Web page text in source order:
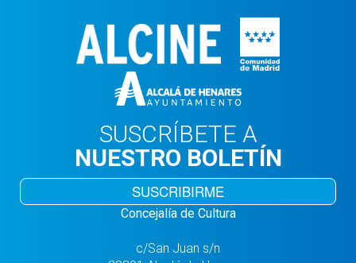
SUSCRÍBETE A
NUESTRO BOLETÍN
SUSCRIBIRME
Concejalía de Cultura
c/San Juan s/n